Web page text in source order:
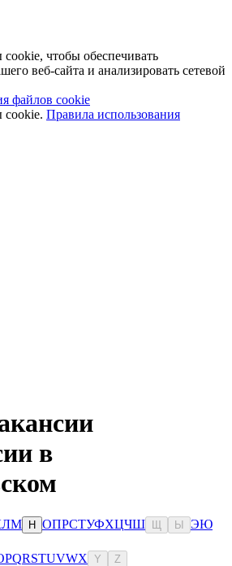
чтобы обеспечивать
веб-сайта и анализировать сетевой
файлов cookie
Правила использования
в
ЛМ Н ОПРСТУФХЦЧШ Ы ЭЮ
PQRSTUVWX Y Z